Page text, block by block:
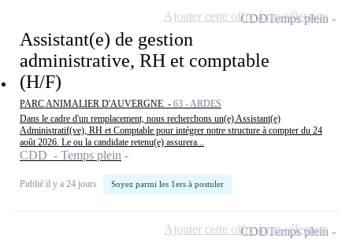
Assistant(e) de gestion
administrative, RH et comptable
(H/F)
PARC ANIMALIER D'AUVERGNE - 63 - ARDES
Dans le cadre d'un remplacement, nous recherchons un(e) Assistant(e)
Administratif(ve), RH et Comptable pour intégrer notre structure à compter du 24
août 2026. Le ou la candidate retenu(e) assurera...
CDD - Temps plein
Publié il y a 24 jours Soyez parmi les 1ers à postuler
CDDTemps plein
Ajouter cette offre à ma sélection
CDDTemps plein
Ajouter cette offre à ma sélection